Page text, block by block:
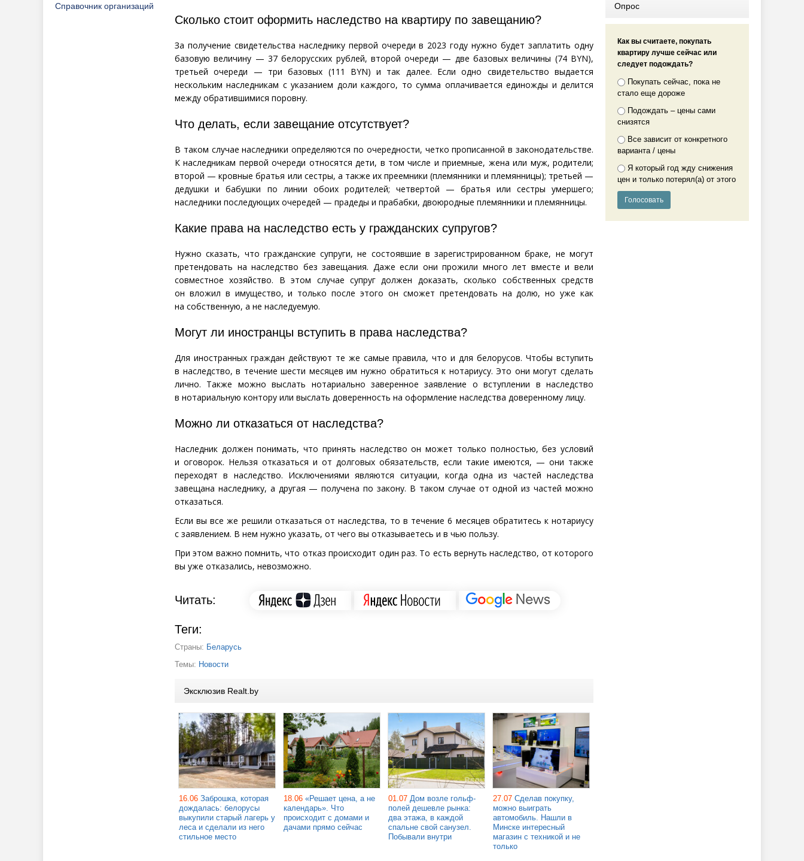
Справочник организаций
Сколько стоит оформить наследство на квартиру по завещанию?
За получение свидетельства наследнику первой очереди в 2023 году нужно будет заплатить одну
базовую величину — 37 белорусских рублей, второй очереди — две базовых величины (74 BYN),
третьей очереди — три базовых (111 BYN) и так далее. Если одно свидетельство выдается
нескольким наследникам с указанием доли каждого, то сумма оплачивается единожды и делится
между обратившимися поровну.
Что делать, если завещание отсутствует?
В таком случае наследники определяются по очередности, четко прописанной в законодательстве.
К наследникам первой очереди относятся дети, в том числе и приемные, жена или муж, родители;
второй — кровные братья или сестры, а также их преемники (племянники и племянницы); третьей —
дедушки и бабушки по линии обоих родителей; четвертой — братья или сестры умершего;
наследники последующих очередей — прадеды и прабабки, двоюродные племянники и племянницы.
Какие права на наследство есть у гражданских супругов?
Нужно сказать, что гражданские супруги, не состоявшие в зарегистрированном браке, не могут
претендовать на наследство без завещания. Даже если они прожили много лет вместе и вели
совместное хозяйство. В этом случае супруг должен доказать, сколько собственных средств
он вложил в имущество, и только после этого он сможет претендовать на долю, но уже как
на собственную, а не наследуемую.
Могут ли иностранцы вступить в права наследства?
Для иностранных граждан действуют те же самые правила, что и для белорусов. Чтобы вступить
в наследство, в течение шести месяцев им нужно обратиться к нотариусу. Это они могут сделать
лично. Также можно выслать нотариально заверенное заявление о вступлении в наследство
в нотариальную контору или выслать доверенность на оформление наследства доверенному лицу.
Можно ли отказаться от наследства?
Наследник должен понимать, что принять наследство он может только полностью, без условий
и оговорок. Нельзя отказаться и от долговых обязательств, если такие имеются, — они также
переходят в наследство. Исключениями являются ситуации, когда одна из частей наследства
завещана наследнику, а другая — получена по закону. В таком случае от одной из частей можно
отказаться.
Если вы все же решили отказаться от наследства, то в течение 6 месяцев обратитесь к нотариусу
с заявлением. В нем нужно указать, от чего вы отказываетесь и в чью пользу.
При этом важно помнить, что отказ происходит один раз. То есть вернуть наследство, от которого
вы уже отказались, невозможно.
Читать:
Теги:
Страны: Беларусь
Темы: Новости
Эксклюзив Realt.by
16.06 Заброшка, которая
дождалась: белорусы
выкупили старый лагерь у
леса и сделали из него
стильное место
18.06 «Решает цена, а не
календарь». Что
происходит с домами и
дачами прямо сейчас
01.07 Дом возле гольф-
полей дешевле рынка:
два этажа, в каждой
спальне свой санузел.
Побывали внутри
27.07 Сделав покупку,
можно выиграть
автомобиль. Нашли в
Минске интересный
магазин с техникой и не
только
Опрос
Как вы считаете, покупать
квартиру лучше сейчас или
следует подождать?
Покупать сейчас, пока не
стало еще дороже
Подождать – цены сами
снизятся
Все зависит от конкретного
варианта / цены
Я который год жду снижения
цен и только потерял(а) от этого